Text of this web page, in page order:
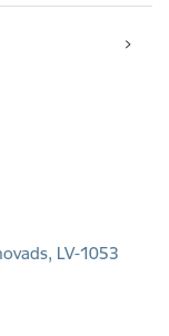
LV-1053